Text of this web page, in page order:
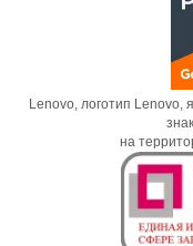
Lenovo, логотип Lenovo,
на